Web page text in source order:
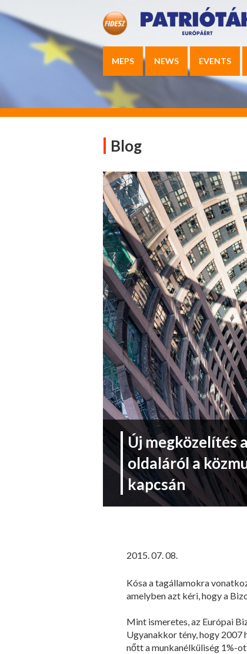
MEPS NEWS EVENTS
Blog
Új megközelítés
oldaláról a
kapcsán
2015. 07. 08.
Kósa a tagállamokra
amelyben azt kéri, hogy a
Mint ismeretes, az Európai
Ugyanakkor tény, hogy 2007
nőtt a munkanélküliség 1%-